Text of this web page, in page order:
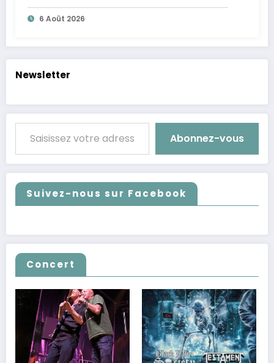
6 Août 2026
Newsletter
Saisissez votre adresse e-mail…
Abonnez-vous
Suivez-nous sur Facebook
Concert